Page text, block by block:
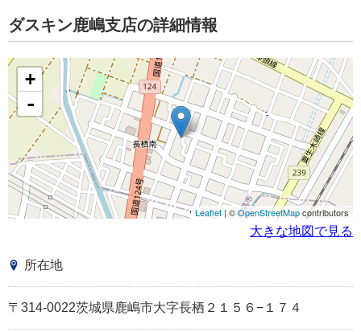
ダスキン鹿嶋支店の詳細情報
+
-
Leaflet | ©OpenStreetMapcontributors
大きな地図で見る
所在地
〒314-0022茨城県鹿嶋市大字長栖２１５６−１７４